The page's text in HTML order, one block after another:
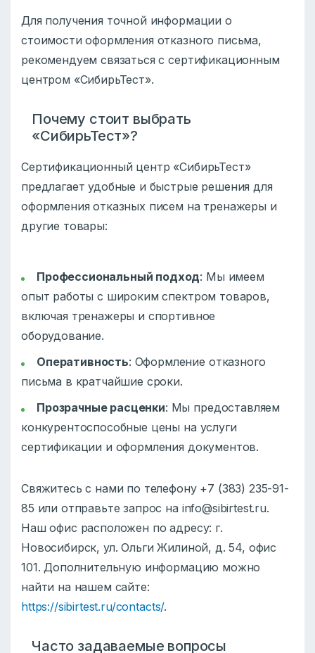
Для получения точной информации о
стоимости оформления отказного письма,
рекомендуем связаться с сертификационным
центром «СибирьТест».
Почему стоит выбрать
«СибирьТест»?
Сертификационный центр «СибирьТест»
предлагает удобные и быстрые решения для
оформления отказных писем на тренажеры и
другие товары:
Профессиональный подход: Мы имеем
опыт работы с широким спектром товаров,
включая тренажеры и спортивное
оборудование.
Оперативность: Оформление отказного
письма в кратчайшие сроки.
Прозрачные расценки: Мы предоставляем
конкурентоспособные цены на услуги
сертификации и оформления документов.
Свяжитесь с нами по телефону +7 (383) 235-91-
85 или отправьте запрос на info@sibirtest.ru.
Наш офис расположен по адресу: г.
Новосибирск, ул. Ольги Жилиной, д. 54, офис
101. Дополнительную информацию можно
найти на нашем сайте:
https://sibirtest.ru/contacts/.
Часто задаваемые вопросы